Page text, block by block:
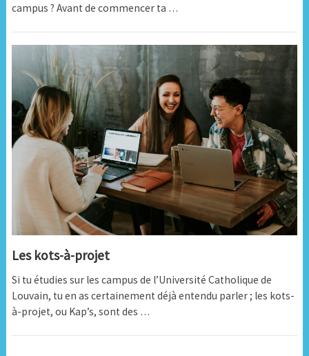
campus ? Avant de commencer ta …
Les kots-à-projet
Si tu étudies sur les campus de l’Université Catholique de
Louvain, tu en as certainement déjà entendu parler ; les kots-
à-projet, ou Kap’s, sont des …